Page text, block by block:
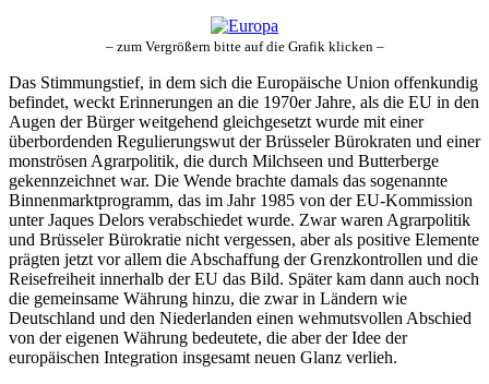
– zum Vergrößern bitte auf die Grafik klicken –
Das Stimmungstief, in dem sich die Europäische Union offenkundig
befindet, weckt Erinnerungen an die 1970er Jahre, als die EU in den
Augen der Bürger weitgehend gleichgesetzt wurde mit einer
überbordenden Regulierungswut der Brüsseler Bürokraten und einer
monströsen Agrarpolitik, die durch Milchseen und Butterberge
gekennzeichnet war. Die Wende brachte damals das sogenannte
Binnenmarktprogramm, das im Jahr 1985 von der EU-Kommission
unter Jaques Delors verabschiedet wurde. Zwar waren Agrarpolitik
und Brüsseler Bürokratie nicht vergessen, aber als positive Elemente
prägten jetzt vor allem die Abschaffung der Grenzkontrollen und die
Reisefreiheit innerhalb der EU das Bild. Später kam dann auch noch
die gemeinsame Währung hinzu, die zwar in Ländern wie
Deutschland und den Niederlanden einen wehmutsvollen Abschied
von der eigenen Währung bedeutete, die aber der Idee der
europäischen Integration insgesamt neuen Glanz verlieh.